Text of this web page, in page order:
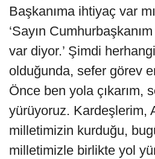
Başkanıma ihtiyaç var
‘Sayın
var diyor.’ Şimdi herhangi
olduğunda, sefer görev
Önce ben yola çıkarım,
yürüyoruz. Kardeşlerim,
milletimizin kurduğu,
milletimizle birlikte yol